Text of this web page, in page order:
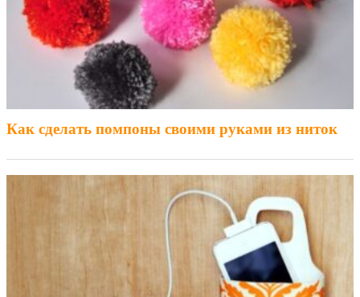
Как сделать помпоны своими руками из ниток